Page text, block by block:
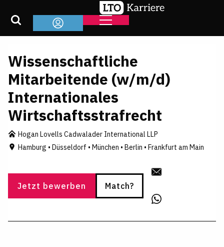
Wissenschaftliche
Mitarbeitende (w/m/d)
Internationales
Wirtschaftsstrafrecht
Hogan Lovells Cadwalader International LLP
Hamburg • Düsseldorf • München • Berlin • Frankfurt am Main
Jetzt bewerben Match?